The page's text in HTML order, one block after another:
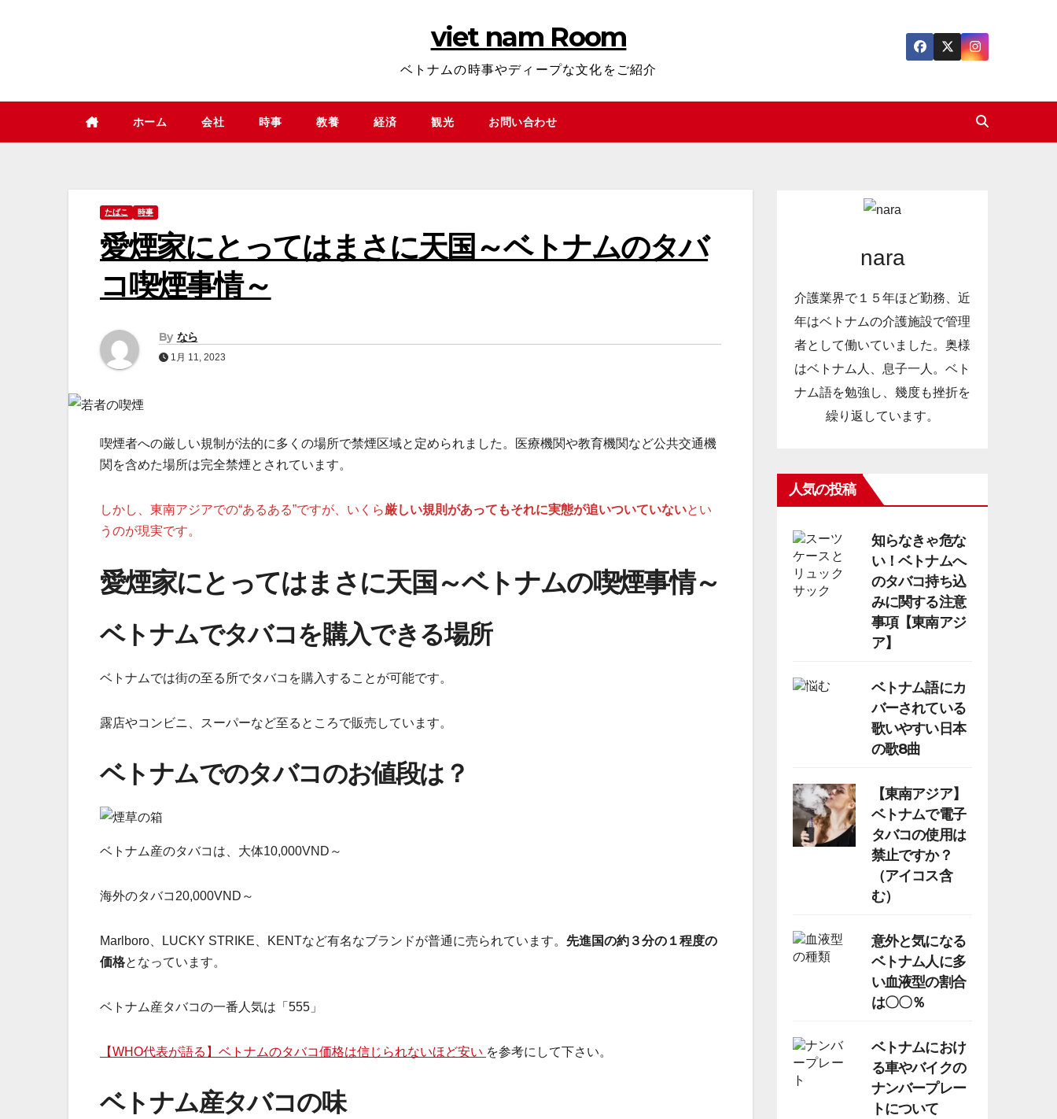
ツ
viet nam Room
ベトナムの時事やディープな文化をご紹介
ホーム 会社 時事 教養 経済 観光 お問い合わせ
たばこ 時事
愛煙家にとってはまさに天国～ベトナムのタバ
コ喫煙事情～
By なら
1月 11, 2023
喫煙者への厳しい規制が法的に多くの場所で禁煙区域と定められました。医療機関や教育機関など公共交通機
関を含めた場所は完全禁煙とされています。
しかし、東南アジアでの“あるある”ですが、いくら厳しい規則があってもそれに実態が追いついていないとい
うのが現実です。
愛煙家にとってはまさに天国～ベトナムの喫煙事情～
ベトナムでタバコを購入できる場所
ベトナムでは街の至る所でタバコを購入することが可能です。
露店やコンビニ、スーパーなど至るところで販売しています。
ベトナムでのタバコのお値段は？
ベトナム産のタバコは、大体10,000VND～
海外のタバコ20,000VND～
Marlboro、LUCKY STRIKE、KENTなど有名なブランドが普通に売られています。 先進国の約３分の１程度の
価格となっています。
ベトナム産タバコの一番人気は「555」
【WHO代表が語る】ベトナムのタバコ価格は信じられないほど安い を参考にして下さい。
ベトナム産タバコの味
nara
介護業界で１５年ほど勤務、近
年はベトナムの介護施設で管理
者として働いていました。奥様
はベトナム人、息子一人。ベト
ナム語を勉強し、幾度も挫折を
繰り返しています。
人気の投稿
知らなきゃ危な
い！ベトナムへ
のタバコ持ち込
みに関する注意
事項【東南アジ
ア】
ベトナム語にカ
バーされている
歌いやすい日本
の歌8曲
【東南アジア】
ベトナムで電子
タバコの使用は
禁止ですか？
（アイコス含
む）
意外と気になる
ベトナム人に多
い血液型の割合
は〇〇％
ベトナムにおけ
る車やバイクの
ナンバープレー
トについて